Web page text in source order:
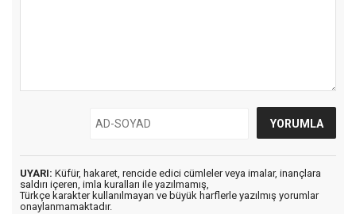
UYARI: Küfür, hakaret, rencide edici cümleler veya imalar, inançlara
saldırı içeren, imla kuralları ile yazılmamış,
Türkçe karakter kullanılmayan ve büyük harflerle yazılmış yorumlar
onaylanmamaktadır.